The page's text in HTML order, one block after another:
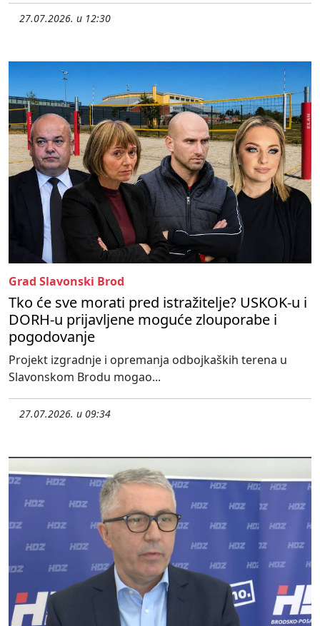
27.07.2026. u 12:30
Grad Slavonski Brod
Tko će sve morati pred istražitelje? USKOK-u i
DORH-u prijavljene moguće zlouporabe i
pogodovanje
Projekt izgradnje i opremanja odbojkaških terena u
Slavonskom Brodu mogao...
27.07.2026. u 09:34